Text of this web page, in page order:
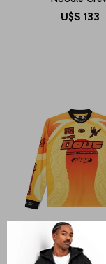
U$S 133